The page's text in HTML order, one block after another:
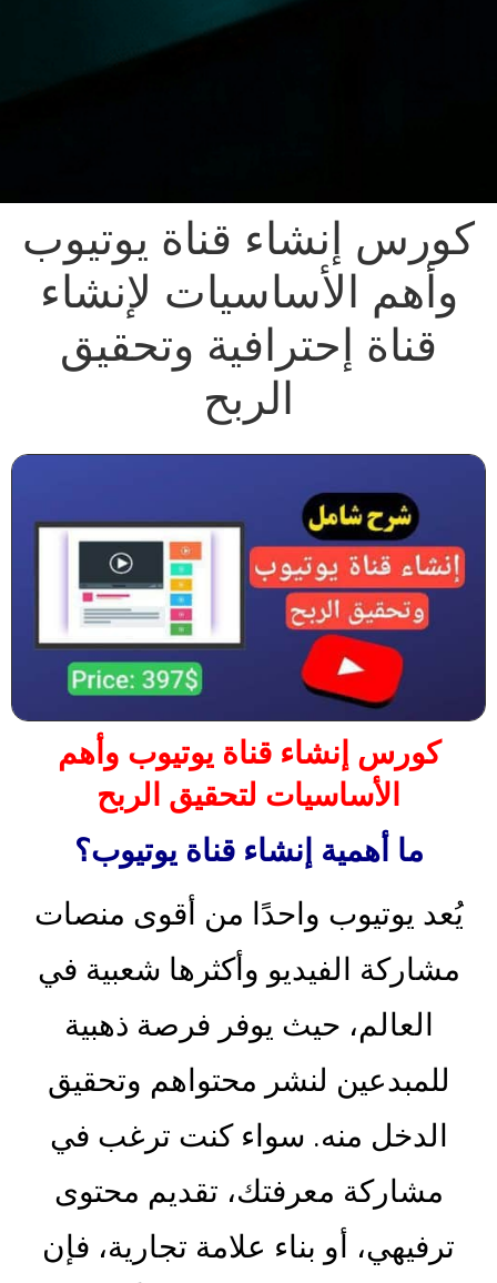
كورس إنشاء قناة يوتيوب
وأهم الأساسيات لإنشاء
قناة إحترافية وتحقيق
الربح
كورس إنشاء قناة يوتيوب وأهم
الأساسيات لتحقيق الربح
ما أهمية إنشاء قناة يوتيوب؟
يُعد يوتيوب واحدًا من أقوى منصات
مشاركة الفيديو وأكثرها شعبية في
العالم، حيث يوفر فرصة ذهبية
للمبدعين لنشر محتواهم وتحقيق
الدخل منه. سواء كنت ترغب في
مشاركة معرفتك، تقديم محتوى
ترفيهي، أو بناء علامة تجارية، فإن